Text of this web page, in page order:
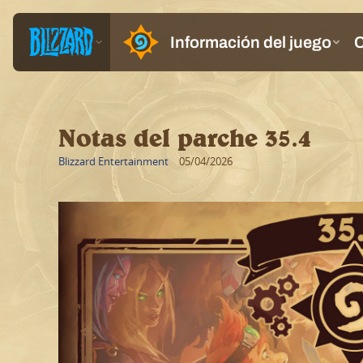
Notas del parche 35.4
Blizzard Entertainment 05/04/2026